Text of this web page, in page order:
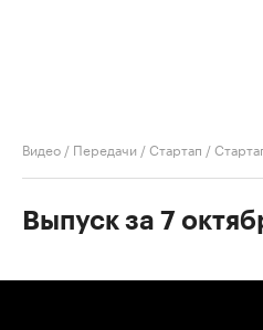
Видео / Передачи /Стартап /
Выпуск за 7